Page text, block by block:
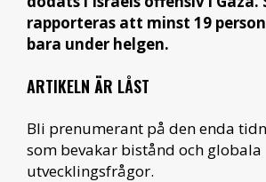
rapporteras att minst 19
bara under helgen.
ARTIKELN ÄR LÅST
Bli prenumerant på den enda
som bevakar bistånd och globala
utvecklingsfrågor.